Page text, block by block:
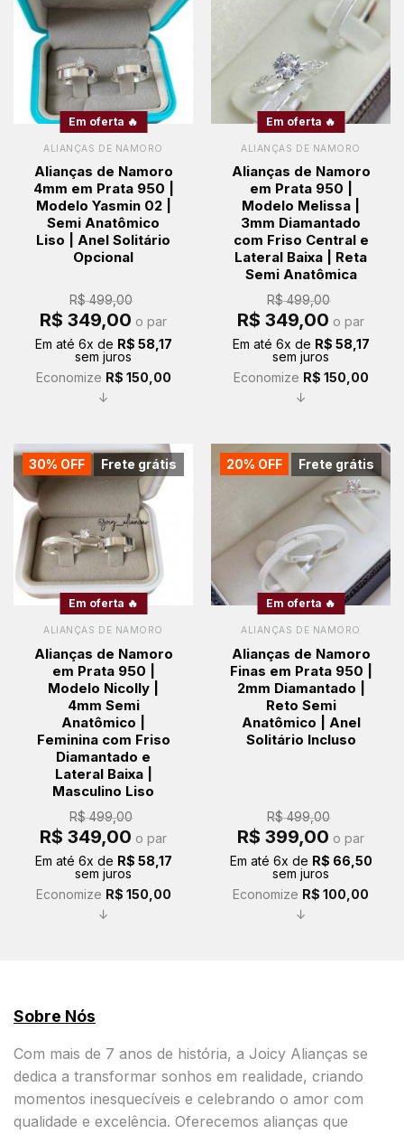
Em oferta 🔥
ALIANÇAS DE NAMORO
Alianças de Namoro
4mm em Prata 950 |
Modelo Yasmin 02 |
Semi Anatômico
Liso | Anel Solitário
Opcional
R$499,00
O
preço
era:
R$ 499,00.
R$ 349,00 preço
é:
o par
Em até 6x de R$ 58,17
sem juros
Economize R$ 150,00
↓
Em oferta 🔥
ALIANÇAS DE NAMORO
Alianças de Namoro
em Prata 950 |
Modelo Melissa |
3mm Diamantado
com Friso Central e
Lateral Baixa | Reta
Semi Anatômica
R$499,00
O
preço
era:
R$ 499,00.
R$ 349,00 preço
é:
o par
Em até 6x de R$ 58,17
sem juros
Economize R$ 150,00
↓
Frete grátis
30% OFF
Em oferta 🔥
ALIANÇAS DE NAMORO
Alianças de Namoro
em Prata 950 |
Modelo Nicolly |
4mm Semi
Anatômico |
Feminina com Friso
Diamantado e
Lateral Baixa |
Masculino Liso
R$499,00
O
preço
era:
R$ 499,00.
R$ 349,00 preço
é:
o par
Em até 6x de R$ 58,17
sem juros
Economize R$ 150,00
↓
Frete grátis
20% OFF
Em oferta 🔥
ALIANÇAS DE NAMORO
Alianças de Namoro
Finas em Prata 950 |
2mm Diamantado |
Reto Semi
Anatômico | Anel
Solitário Incluso
R$499,00
O
preço
era:
R$ 499,00.
R$ 399,00 preço
é:
o par
Em até 6x de R$ 66,50
sem juros
Economize R$ 100,00
↓
Sobre Nós
Com mais de 7 anos de história, a Joicy Alianças se
dedica a transformar sonhos em realidade, criando
momentos inesquecíveis e celebrando o amor com
qualidade e excelência. Oferecemos alianças que